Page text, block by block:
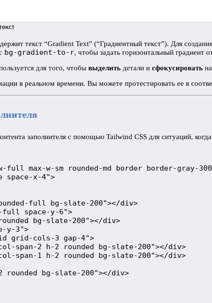
текст “Gradient Text” (“Градиентный текст”). Для
bg-gradient-to-r, чтобы задать горизонтальный градиент
для того, чтобы выделить детали и сфокусировать
в реальном времени. Вы можете протестировать ее в
заполнителя с помощью Tailwind CSS для ситуаций,
full max-w-sm rounded-md border border-gray-
space-x-4">
full bg-slate-200"></div>
space-y-6">
bg-slate-200"></div>
y-3">
grid-cols-3 gap-4">
span-2 h-2 rounded bg-slate-200"></div>
span-1 h-2 rounded bg-slate-200"></div>
rounded bg-slate-200"></div>